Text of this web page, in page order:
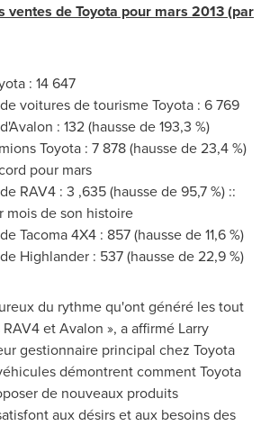
ventes de Toyota pour mars 2013 (par
: 14 647
voitures de tourisme Toyota : 6 769
: 132 (hausse de 193,3 %)
Toyota : 7 878 (hausse de 23,4 %)
pour mars
RAV4 : 3 ,635 (hausse de 95,7 %) ::
mois de son histoire
Tacoma 4X4 : 857 (hausse de 11,6 %)
Highlander : 537 (hausse de 22,9 %)
du rythme qu'ont généré les tout
et Avalon », a affirmé Larry
gestionnaire principal chez Toyota
démontrent comment Toyota
de nouveaux produits
aux désirs et aux besoins des